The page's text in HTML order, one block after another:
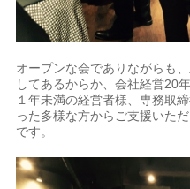
オープンな会でありながらも
してあるからか、会社経営20
１年未満の経営者様、専務取
った多様な方からご支援いた
です。